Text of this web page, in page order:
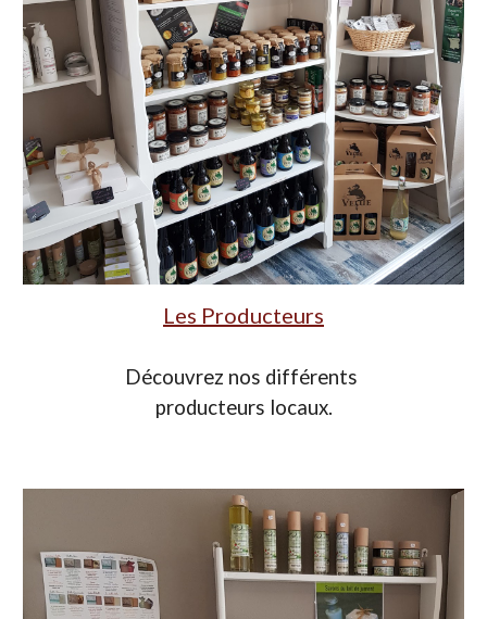
Les Producteurs
Découvrez nos différents
producteurs locaux.